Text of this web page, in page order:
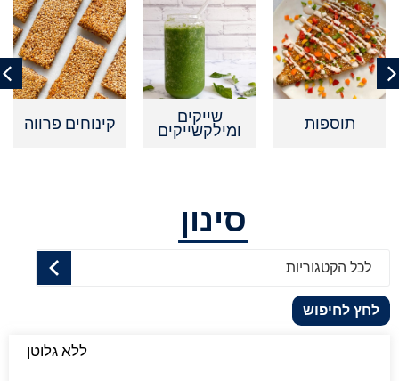
תוספות שייקים
ומילקשייקים קינוחים פרווה
סינון
לכל הקטגוריות
לחץ לחיפוש
ללא גלוטן